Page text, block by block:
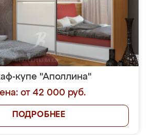
купе "Аполлина"
от 42 000 руб.
ПОДРОБНЕЕ